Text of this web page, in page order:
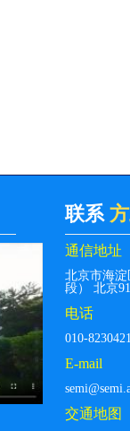
联系
通信地址
北京市海
段） 北京
电话
010-
E-mail
交通地图